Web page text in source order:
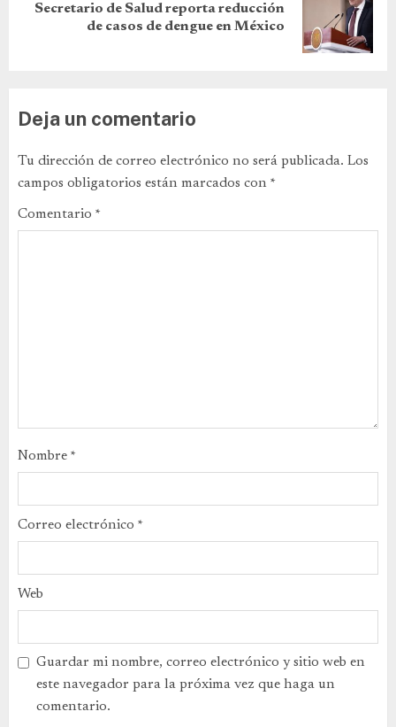
Secretario de Salud reporta reducción
de casos de dengue en México
Deja un comentario
Tu dirección de correo electrónico no será publicada. Los
campos obligatorios están marcados con *
Comentario *
Nombre *
Correo electrónico *
Web
Guardar mi nombre, correo electrónico y sitio web en
este navegador para la próxima vez que haga un
comentario.